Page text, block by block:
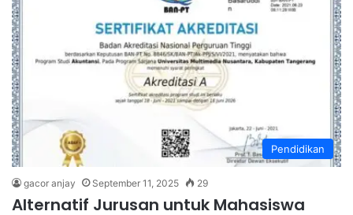
Pendidikan
gacor anjay September 11, 2025 29
Alternatif Jurusan untuk Mahasiswa